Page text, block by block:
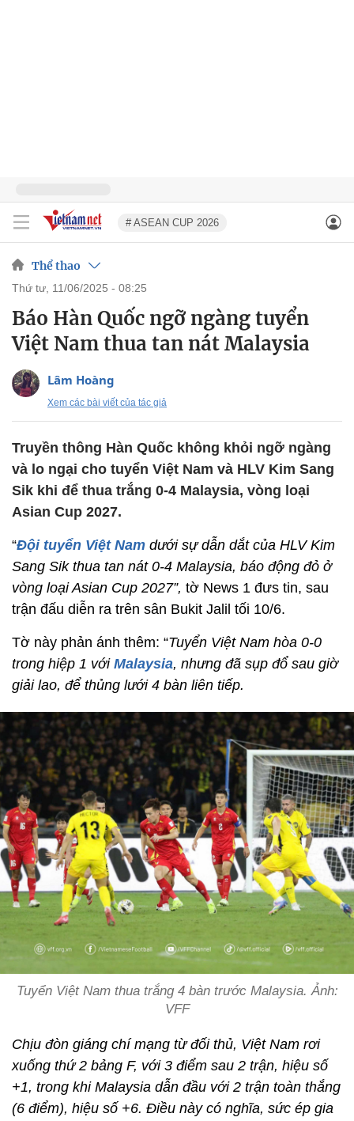
# ASEAN CUP 2026
Thể thao
thứ tư, 11/06/2025 - 08:25
Báo Hàn Quốc ngỡ ngàng tuyển
Việt Nam thua tan nát Malaysia
Lâm Hoàng
Xem các bài viết của tác giả
Truyền thông Hàn Quốc không khỏi ngỡ ngàng
và lo ngại cho tuyển Việt Nam và HLV Kim Sang
Sik khi để thua trắng 0-4 Malaysia, vòng loại
Asian Cup 2027.
“Đội tuyển Việt Nam dưới sự dẫn dắt của HLV Kim
Sang Sik thua tan nát 0-4 Malaysia, báo động đỏ ở
vòng loại Asian Cup 2027”, tờ News 1 đưs tin, sau
trận đấu diễn ra trên sân Bukit Jalil tối 10/6.
Tờ này phản ánh thêm: “Tuyển Việt Nam hòa 0-0
trong hiệp 1 với Malaysia, nhưng đã sụp đổ sau giờ
giải lao, để thủng lưới 4 bàn liên tiếp.
Tuyển Việt Nam thua trắng 4 bàn trước Malaysia. Ảnh:
VFF
Chịu đòn giáng chí mạng từ đối thủ, Việt Nam rơi
xuống thứ 2 bảng F, với 3 điểm sau 2 trận, hiệu số
+1, trong khi Malaysia dẫn đầu với 2 trận toàn thắng
(6 điểm), hiệu số +6. Điều này có nghĩa, sức ép gia